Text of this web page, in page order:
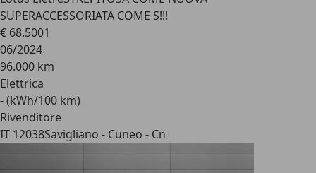
SUPERACCESSORIATA COME S!!!
€ 68.5001
06/2024
96.000 km
Elettrica
- (kWh/100 km)
Rivenditore
IT 12038Savigliano - Cuneo - Cn